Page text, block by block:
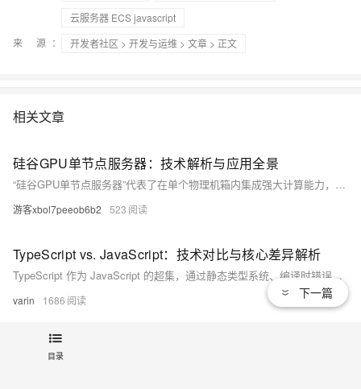
云服务器 ECS javascript
来 源：
开发者社区 > 开发与运维 > 文章 > 正文
目录
相关文章
硅谷GPU单节点服务器：技术解析与应用全景
“硅谷GPU单节点服务器”代表了在单个物理机箱内集成强大计算能力，特别是GPU加速能力的高性能计算解决方案。它们并非指代某个特定品牌，而是一类为处理密集型工作负载而设计的服务器范式的统称。
游客xbol7peeob6b2 523
TypeScript vs. JavaScript：技术对比与核心差异解析
TypeScript 作为 JavaScript 的超集，通过静态类型系统、编译时错误检测和强大的工具链支持，显著提升代码质量与可维护性，尤其适用于中大型项目和团队协作。相较之下，JavaScript 更灵活，适合快速原型开发。本文从类型系统、错误检测、工具支持等多维度对比两者差异，并提供技术选型建议，助力开发者合理选择。
varin 1686
JavaScript加密与解密技术：Hook技术应用案例分析
下一篇